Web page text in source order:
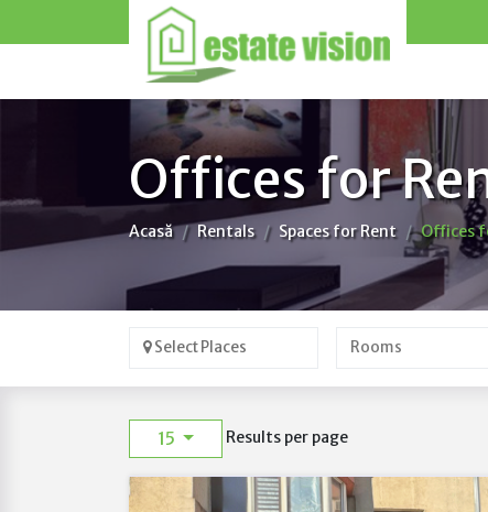
Offices for
Acasă Rentals Spaces for Rent Offices
Select Places
15 Results per page